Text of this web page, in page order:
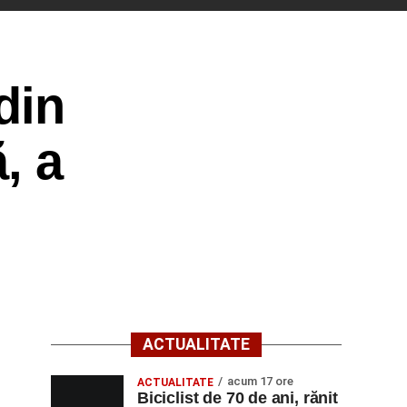
a
ACTUALITATE
ACTUALITATE acum 17 ore
Biciclist de 70 de ani, rănit